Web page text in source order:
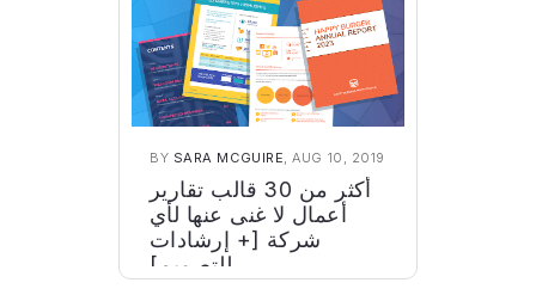
BY SARA MCGUIRE, AUG 10, 2019
أكثر من 30 قالب تقارير
أعمال لا غنى عنها لأي
شركة [+ إرشادات
للتصميم]